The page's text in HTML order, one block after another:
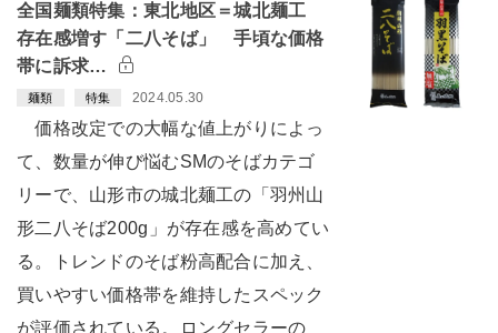
全国麺類特集：東北地区＝城北麺工
存在感増す「二八そば」 手頃な価格
帯に訴求…
麺類 特集 2024.05.30
価格改定での大幅な値上がりによっ
て、数量が伸び悩むSMのそばカテゴ
リーで、山形市の城北麺工の「羽州山
形二八そば200g」が存在感を高めてい
る。トレンドのそば粉高配合に加え、
買いやすい価格帯を維持したスペック
が評価されている。ロングセラーの